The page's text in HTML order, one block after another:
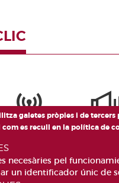
galetes pròpies i de
com es recull en la política de
necesàries pel
un identificador únic de